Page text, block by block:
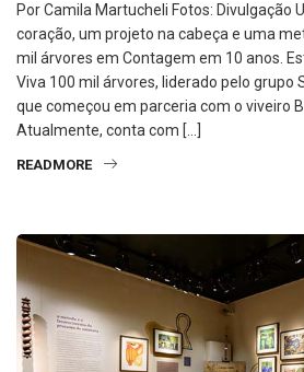
Por Camila Martucheli Fotos: Divulgação
coração, um projeto na cabeça e uma
mil árvores em Contagem em 10 anos.
Viva 100 mil árvores, liderado pelo grupo
que começou em parceria com o viveiro
Atualmente, conta com […]
READMORE